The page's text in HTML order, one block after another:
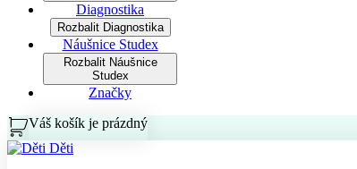
Diagnostika
Rozbalit Diagnostika
Náušnice Studex
Rozbalit Náušnice
Studex
Značky
Košík
Váš košík je prázdný
Děti